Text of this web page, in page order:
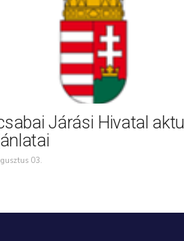
Járási Hivatal
03.